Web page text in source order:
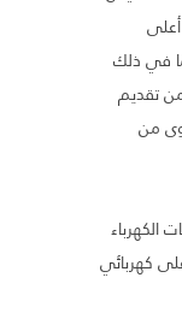
في ذلك
تقديم
من
الكهرباء
كهربائي